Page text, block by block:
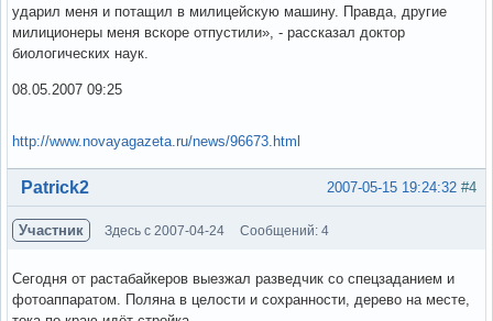
ударил меня и потащил в милицейскую машину. Правда, другие
милиционеры меня вскоре отпустили», - рассказал доктор
биологических наук.
08.05.2007 09:25
http://www.novayagazeta.ru/news/96673.html
Вне форума #4
2007-05-15 19:24:32
Patrick2
Участник Здесь с 2007-04-24 Сообщений: 4
Сегодня от растабайкеров выезжал разведчик со спецзаданием и
фотоаппаратом. Поляна в целости и сохранности, дерево на месте,